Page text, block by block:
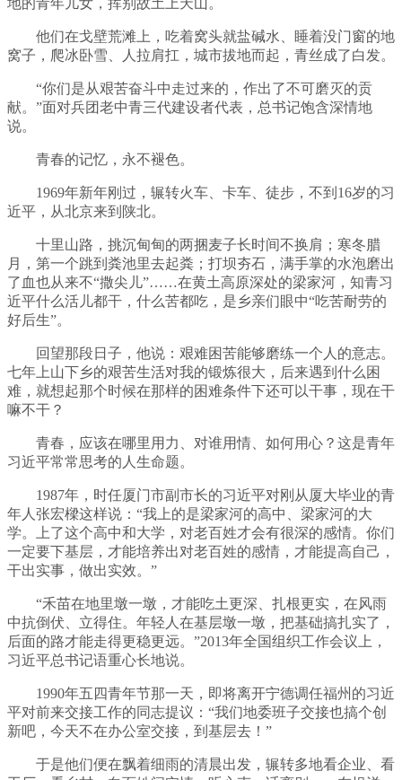
地的青年儿女，挥别故土上天山。
他们在戈壁荒滩上，吃着窝头就盐碱水、睡着没门窗的地
窝子，爬冰卧雪、人拉肩扛，城市拔地而起，青丝成了白发。
“你们是从艰苦奋斗中走过来的，作出了不可磨灭的贡
献。”面对兵团老中青三代建设者代表，总书记饱含深情地
说。
青春的记忆，永不褪色。
1969年新年刚过，辗转火车、卡车、徒步，不到16岁的习
近平，从北京来到陕北。
十里山路，挑沉甸甸的两捆麦子长时间不换肩；寒冬腊
月，第一个跳到粪池里去起粪；打坝夯石，满手掌的水泡磨出
了血也从来不“撒尖儿”……在黄土高原深处的梁家河，知青习
近平什么活儿都干，什么苦都吃，是乡亲们眼中“吃苦耐劳的
好后生”。
回望那段日子，他说：艰难困苦能够磨练一个人的意志。
七年上山下乡的艰苦生活对我的锻炼很大，后来遇到什么困
难，就想起那个时候在那样的困难条件下还可以干事，现在干
嘛不干？
青春，应该在哪里用力、对谁用情、如何用心？这是青年
习近平常常思考的人生命题。
1987年，时任厦门市副市长的习近平对刚从厦大毕业的青
年人张宏樑这样说：“我上的是梁家河的高中、梁家河的大
学。上了这个高中和大学，对老百姓才会有很深的感情。你们
一定要下基层，才能培养出对老百姓的感情，才能提高自己，
干出实事，做出实效。”
“禾苗在地里墩一墩，才能吃土更深、扎根更实，在风雨
中抗倒伏、立得住。年轻人在基层墩一墩，把基础搞扎实了，
后面的路才能走得更稳更远。”2013年全国组织工作会议上，
习近平总书记语重心长地说。
1990年五四青年节那一天，即将离开宁德调任福州的习近
平对前来交接工作的同志提议：“我们地委班子交接也搞个创
新吧，今天不在办公室交接，到基层去！”
于是他们便在飘着细雨的清晨出发，辗转多地看企业、看